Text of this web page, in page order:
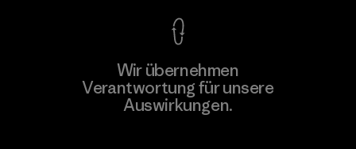
Wir übernehmen
Verantwortung für unsere
Auswirkungen.